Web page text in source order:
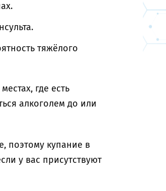
тяжёлого
где есть
алкоголем до или
поэтому купание в
у вас присутствуют